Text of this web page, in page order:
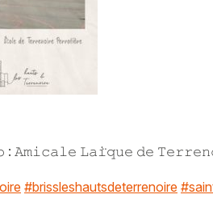
: 𝙰𝚖𝚒𝚌𝚊𝚕𝚎 𝙻𝚊𝚒̈𝚚𝚞𝚎 𝚍𝚎
#brissleshautsdeterrenoire